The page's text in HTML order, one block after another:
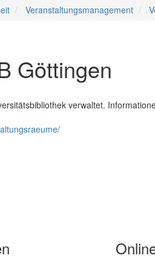
Veranstaltungsmanagement
Göttingen
verwaltet.